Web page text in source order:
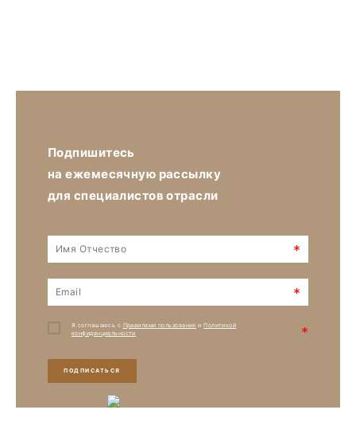
Подпишитесь
на ежемесячную рассылку
для специалистов отрасли
*
*
Я соглашаюсь с Правилами пользования иПолитикой
конфиденциальности
*
ПОДПИСАТЬСЯ